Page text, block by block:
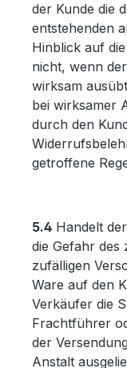
der Kunde die
entstehenden
Hinblick auf
nicht, wenn
wirksam
bei wirksamer
durch den
getroffene
5.4 Handelt
die Gefahr des
zufälligen
Ware auf den
Verkäufer die
Frachtführer
der
Anstalt